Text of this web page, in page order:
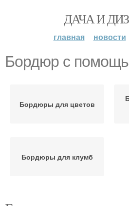
ДАЧА И
главная новости
Бордюр с
Бордюры для цветов
Бордюры для клумб